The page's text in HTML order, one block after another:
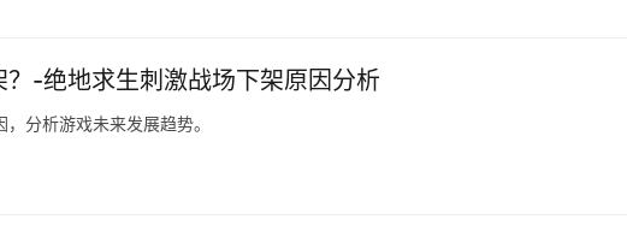
-绝地求生刺激战场下架原因分析
分析游戏未来发展趋势。